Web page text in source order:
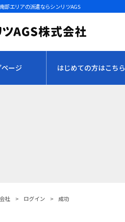
部エリアの派遣ならシンリツAGS
ページ はじめての方はこちら
社 > ログイン > 成功